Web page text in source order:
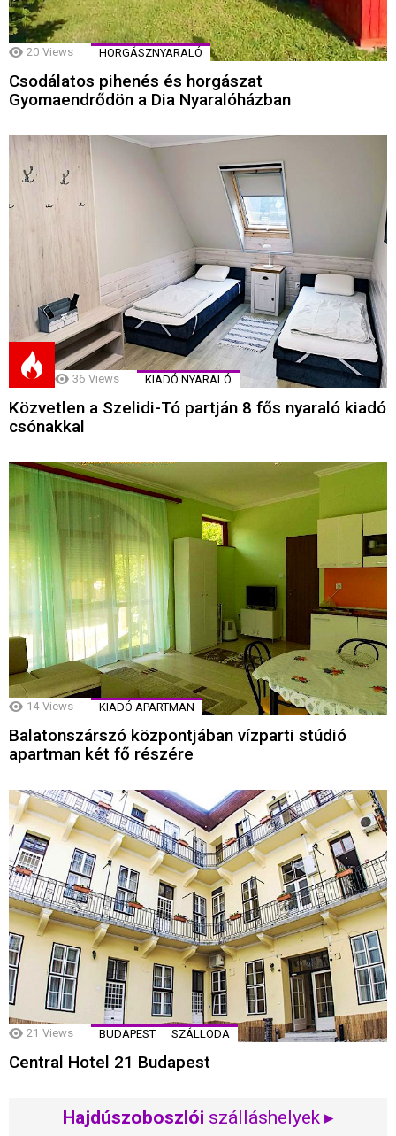
20 Views HORGÁSZNYARALÓ
Csodálatos pihenés és horgászat
Gyomaendrődön a Dia Nyaralóházban
36 Views KIADÓ NYARALÓ
Közvetlen a Szelidi-Tó partján 8 fős nyaraló kiadó
csónakkal
14 Views KIADÓ APARTMAN
Balatonszárszó központjában vízparti stúdió
apartman két fő részére
21 Views BUDAPEST SZÁLLODA
Central Hotel 21 Budapest
Hajdúszoboszlói szálláshelyek ▸